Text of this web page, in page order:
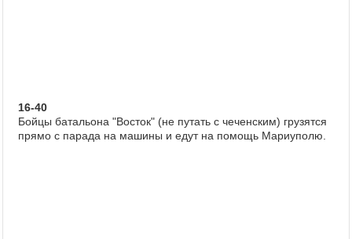
16-40
Бойцы батальона "Восток" (не путать с чеченским) грузятся
прямо с парада на машины и едут на помощь Мариуполю.